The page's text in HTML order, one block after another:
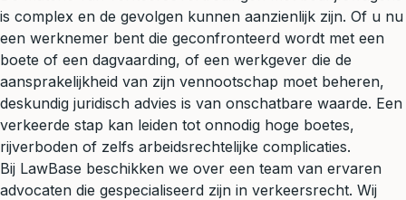
is complex en de gevolgen kunnen aanzienlijk zijn. Of u nu
een werknemer bent die geconfronteerd wordt met een
boete of een dagvaarding, of een werkgever die de
aansprakelijkheid van zijn vennootschap moet beheren,
deskundig juridisch advies is van onschatbare waarde. Een
verkeerde stap kan leiden tot onnodig hoge boetes,
rijverboden of zelfs arbeidsrechtelijke complicaties.
Bij LawBase beschikken we over een team van ervaren
advocaten die gespecialiseerd zijn in verkeersrecht. Wij